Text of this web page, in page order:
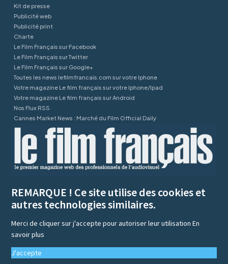
Kit de presse
Publicité web
Publicité print
Charte
Le Film Français sur Facebook
Le Film Français sur Twitter
Le Film Français sur Google+
Toutes les news lefilmfrancais.com sur votre Iphone
Votre magazine Le film français sur votre Iphone/Ipad
Votre magazine Le film français sur Android
Nos Flux RSS
Cannes Market News : Marché du Film Official Daily
REMARQUE ! Ce site utilise des cookies et
autres technologies similaires.
Merci de cliquer sur j'accepte pour autoriser leur utilisationEn
savoir plus
J'accepte